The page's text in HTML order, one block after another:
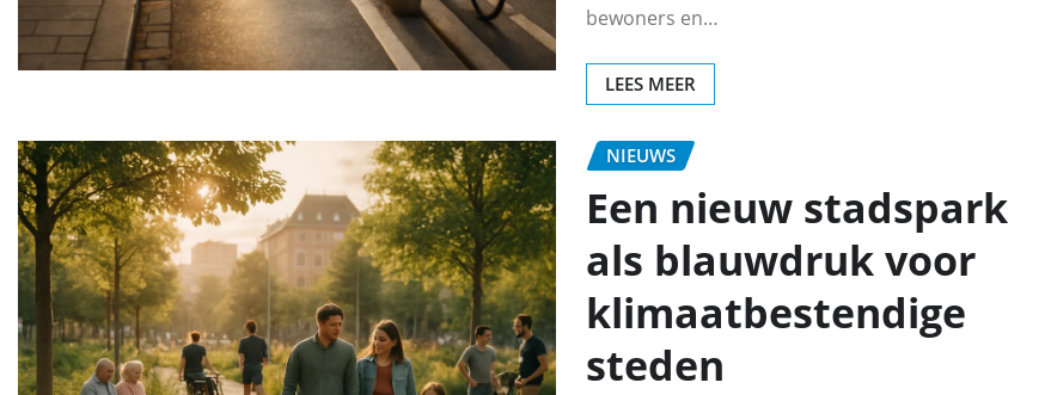
bewoners en…
LEES MEER
NIEUWS
Een nieuw stadspark
als blauwdruk voor
klimaatbestendige
steden